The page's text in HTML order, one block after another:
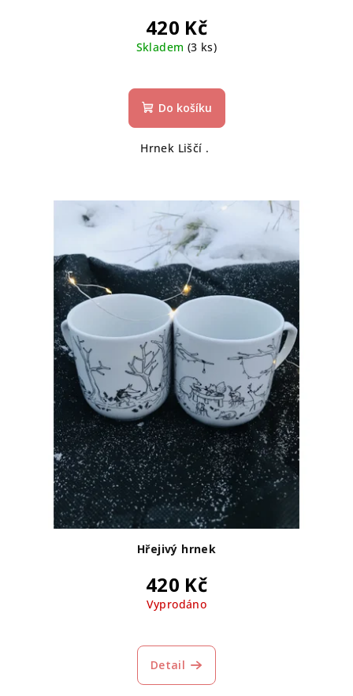
420 Kč
Skladem (3 ks)
Do košíku
Hrnek Liščí .
Hřejivý hrnek
420 Kč
Vyprodáno
hodnocení
produktu
Detail